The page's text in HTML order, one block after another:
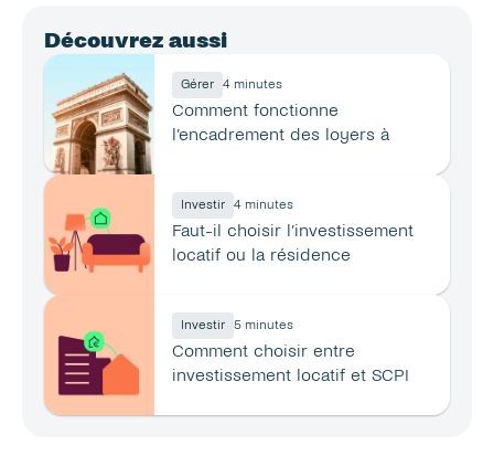
Découvrez aussi
Gérer 4 minutes
Comment fonctionne
l’encadrement des loyers à
Investir 4 minutes
Faut-il choisir l’investissement
locatif ou la résidence
Investir 5 minutes
Comment choisir entre
investissement locatif et SCPI